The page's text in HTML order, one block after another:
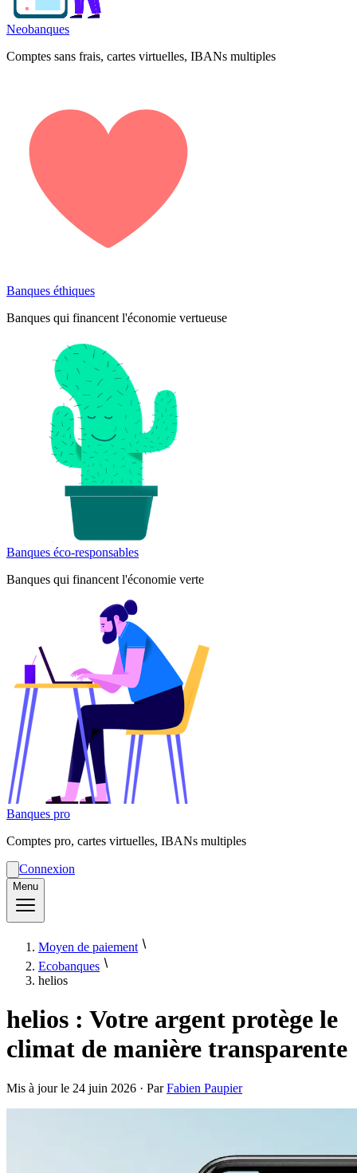
Neobanques
Comptes sans frais, cartes virtuelles, IBANs multiples
Banques éthiques
Banques qui financent l'économie vertueuse
Banques éco-responsables
Banques qui financent l'économie verte
Banques pro
Comptes pro, cartes virtuelles, IBANs multiples
Connexion
Menu
Moyen de paiement
Ecobanques
helios
helios : Votre argent protège le
climat de manière transparente
Mis à jour le 24 juin 2026 · ParFabien Paupier